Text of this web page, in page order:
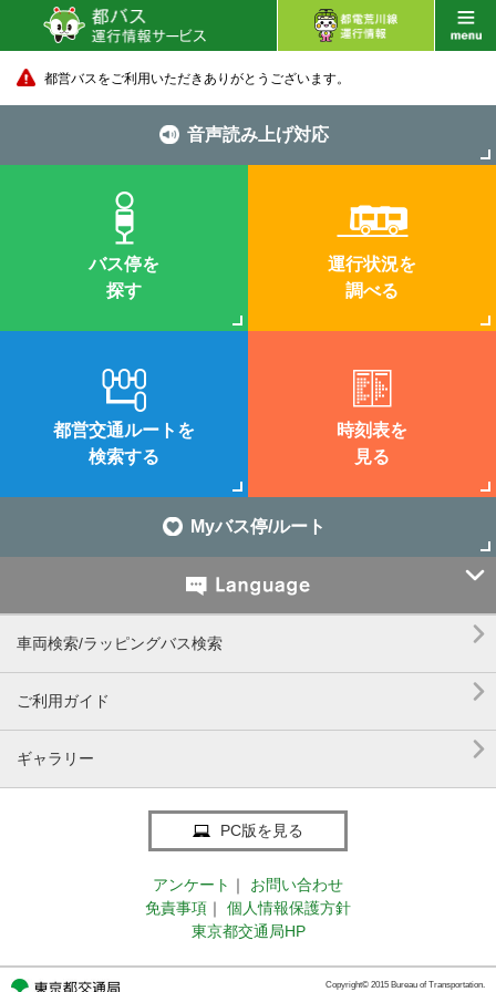
都営バスをご利用いただきありがとうございます。
音声読み上げ対応
バス停を
探す
運行状況を
調べる
都営交通ルートを
検索する
時刻表を
見る
Myバス停/ルート

車両検索/ラッピングバス検索 
ご利用ガイド 
ギャラリー 
PC版を見る
アンケート ｜
お問い合わせ
免責事項 ｜
個人情報保護方針
東京都交通局HP
Copyright© 2015 Bureau of Transportation.